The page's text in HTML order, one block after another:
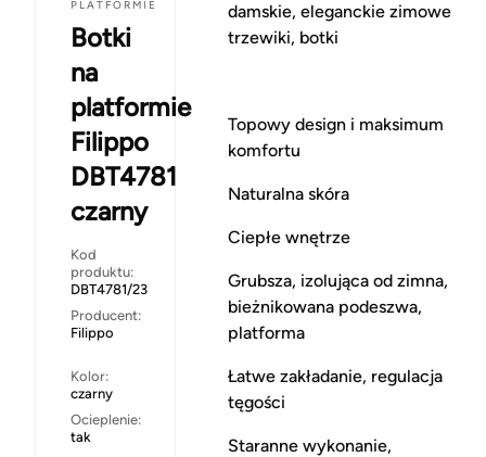
PLATFORMIE
Botki
na
platformie
Filippo
DBT4781
czarny
Kod
produktu:
DBT4781/23
Producent:
Filippo
Kolor:
czarny
Ocieplenie:
tak
damskie, eleganckie zimowe
trzewiki, botki
Topowy design i maksimum
komfortu
Naturalna skóra
Ciepłe wnętrze
Grubsza, izolująca od zimna,
bieżnikowana podeszwa,
platforma
Łatwe zakładanie, regulacja
tęgości
Staranne wykonanie,